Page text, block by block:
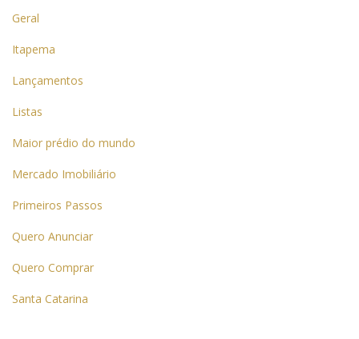
Geral
Itapema
Lançamentos
Listas
Maior prédio do mundo
Mercado Imobiliário
Primeiros Passos
Quero Anunciar
Quero Comprar
Santa Catarina